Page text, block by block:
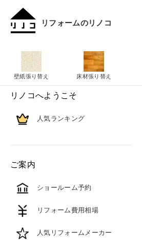
リフォームのリノコ
壁紙張り替え 床材張り替え
リノコへようこそ
人気ランキング
ご案内
ショールーム予約
リフォーム費用相場
人気リフォームメーカー